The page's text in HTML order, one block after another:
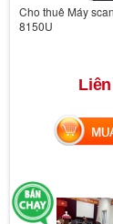
Cho thuê Máy
8150U
MUA